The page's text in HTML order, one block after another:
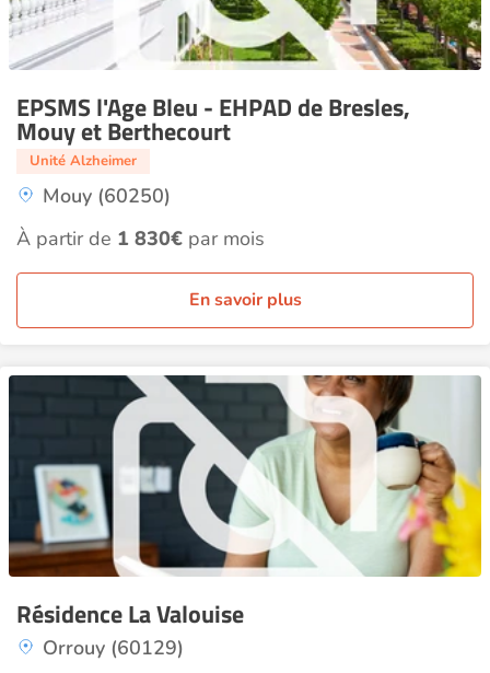
EPSMS l'Age Bleu - EHPAD de Bresles,
Mouy et Berthecourt
Unité Alzheimer
Mouy (60250)
À partir de 1 830€ par mois
En savoir plus
Résidence La Valouise
Orrouy (60129)